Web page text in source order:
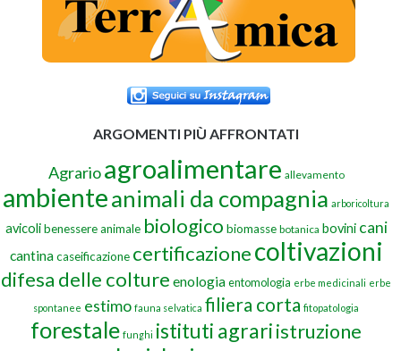
ARGOMENTI PIÙ AFFRONTATI
Agrario agroalimentare allevamento
ambienteanimali da compagnia arboricoltura
avicoli benessere animale biologico biomasse botanica bovini cani
cantina caseificazione certificazionecoltivazioni
difesa delle colture enologiaentomologia erbe medicinali erbe
spontanee estimo fauna selvatica filiera corta fitopatologia
forestale funghi istituti agrariistruzione